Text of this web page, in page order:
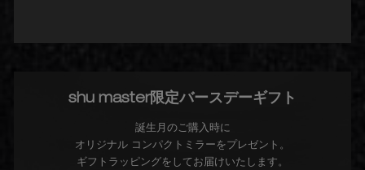
shu master限定バースデーギフト
誕生月のご購入時に
オリジナル コンパクトミラーをプレゼント。
ギフトラッピングをしてお届けいたします。